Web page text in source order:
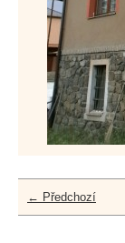
← Předchozí